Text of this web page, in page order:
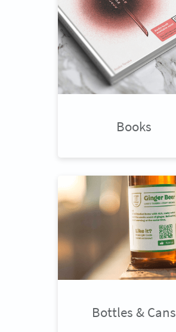
Books
Bottles & Cans